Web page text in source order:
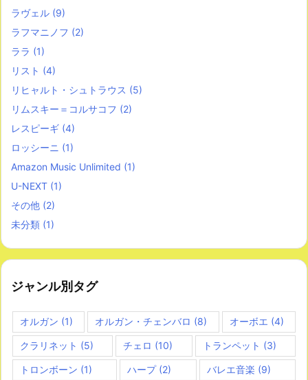
ラヴェル (9)
ラフマニノフ (2)
ララ (1)
リスト (4)
リヒャルト・シュトラウス (5)
リムスキー＝コルサコフ (2)
レスピーギ (4)
ロッシーニ (1)
Amazon Music Unlimited (1)
U-NEXT (1)
その他 (2)
未分類 (1)
ジャンル別タグ
オルガン (1) オルガン・チェンバロ (8) オーボエ (4)
クラリネット (5) チェロ (10) トランペット (3)
トロンボーン (1) ハープ(2) バレエ音楽 (9)